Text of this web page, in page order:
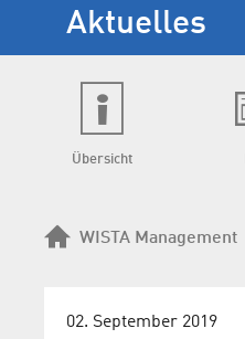
Aktuelles
Übersicht
WISTA Management
02. September 2019